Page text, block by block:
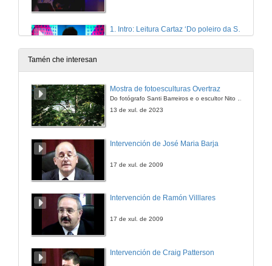
Performance poético-musical (e visual) de Electroplasma
4 de dec. de 2018
4. Campos magnéticos
Tamén che interesan
Mostra de fotoesculturas Overtraz
13 de xul. de 2023
Intervención de José Maria Barja
17 de xul. de 2009
Intervención de Ramón Villlares
17 de xul. de 2009
Intervención de Craig Patterson